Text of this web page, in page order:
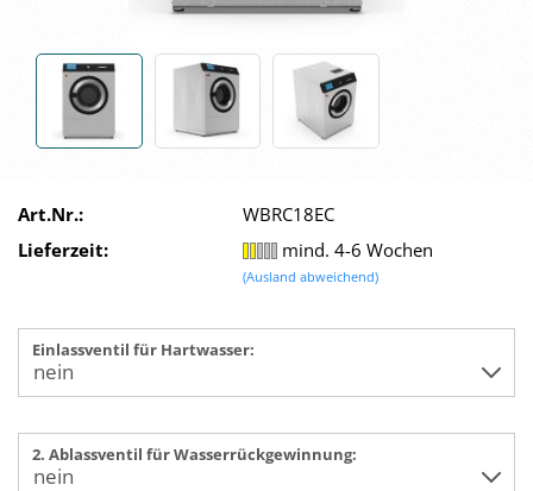
Art.Nr.:
WBRC18EC
Lieferzeit:
mind. 4-6 Wochen
(Ausland abweichend)
Einlassventil für Hartwasser:
2. Ablassventil für Wasserrückgewinnung: